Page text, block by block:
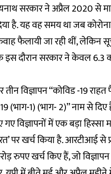
सरकार ने अप्रैल 2020 से
है. यह वह समय था जब
फैलायी जा रही थीं, लेकिन
दौरान सरकार ने केवल 6.3
विज्ञापन ‘‘कोविड -19
(भाग-1) (भाग- 2)’’ नाम से दिए
गए विज्ञापनों में एक बड़ा
पर खर्च किया है.
रुपए खर्च किए हैं, जो